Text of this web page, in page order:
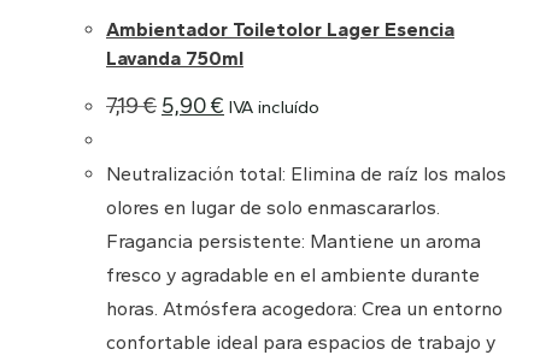
Ambientador Toiletolor Lager Esencia
Lavanda 750ml
7,19€ El
precio
era:
7,19 €.
5,90€ El
precio
es:
5,90 €.
IVA incluído
Neutralización total: Elimina de raíz los malos
olores en lugar de solo enmascararlos.
Fragancia persistente: Mantiene un aroma
fresco y agradable en el ambiente durante
horas. Atmósfera acogedora: Crea un entorno
confortable ideal para espacios de trabajo y